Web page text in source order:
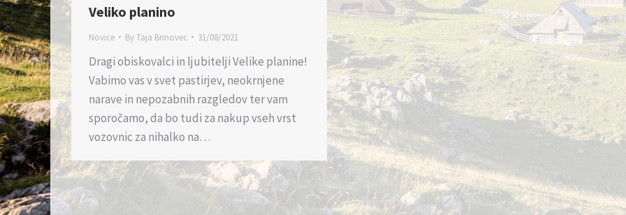
Veliko planino
Novice ByTaja Brinovec 31/08/2021
Dragi obiskovalci in ljubitelji Velike planine!
Vabimo vas v svet pastirjev, neokrnjene
narave in nepozabnih razgledov ter vam
sporočamo, da bo tudi za nakup vseh vrst
vozovnic za nihalko na…